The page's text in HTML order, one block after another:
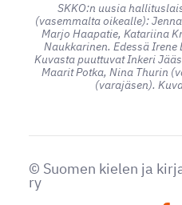
SKKO:n uusia
(vasemmalta oikealle):
Marjo Haapatie, Katariina
Naukkarinen. Edessä
Kuvasta puuttuvat Inkeri
Maarit Potka, Nina Thurin
(varajäsen).
© Suomen kielen ja
ry